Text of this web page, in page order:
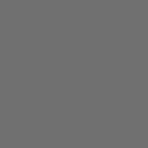
ください。
申し付けください。
０円を超過した場合